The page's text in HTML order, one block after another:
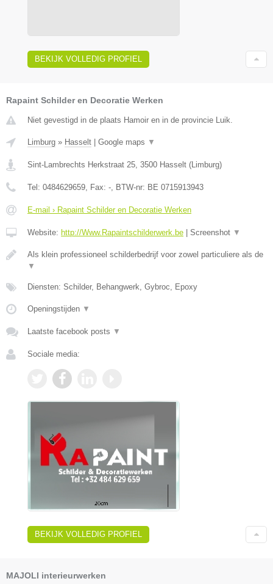
BEKIJK VOLLEDIG PROFIEL
Rapaint Schilder en Decoratie Werken
Niet gevestigd in de plaats Hamoir en in de provincie Luik.
Limburg » Hasselt Google maps ▼
Sint-Lambrechts Herkstraat 25, 3500 Hasselt (Limburg)
Tel: 0484629659, Fax: -, BTW-nr: BE 0715913943
E-mail › Rapaint Schilder en Decoratie Werken
Website: http://Www.Rapaintschilderwerk.be Screenshot ▼
Als klein professioneel schilderbedrijf voor zowel particuliere als de
▼
Diensten: Schilder, Behangwerk, Gybroc, Epoxy
Openingstijden ▼
Laatste facebook posts ▼
Sociale media:
BEKIJK VOLLEDIG PROFIEL
MAJOLI interieurwerken